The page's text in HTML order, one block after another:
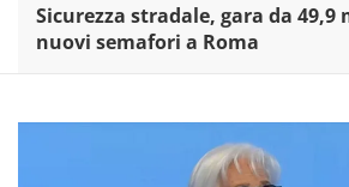
Sicurezza stradale, gara da 49,9
nuovi semafori a Roma